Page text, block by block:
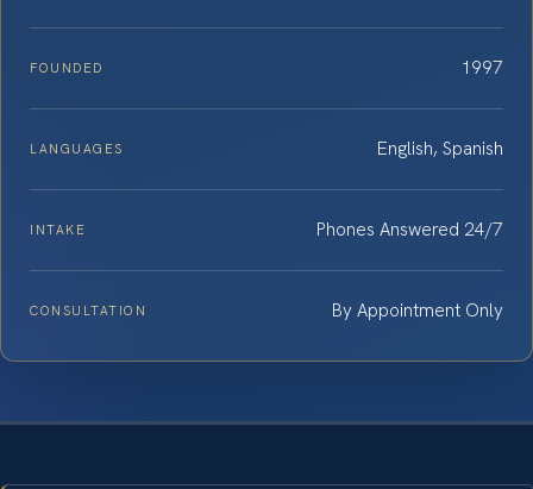
FOUNDED 1997
LANGUAGES English, Spanish
INTAKE Phones Answered 24/7
CONSULTATION By Appointment Only